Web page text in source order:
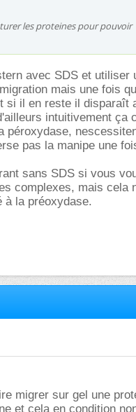
les proteines pour pouvoir
avec SDS et utiliser
mais une fois
si il en reste il disparaît
intuitivement ça
péroxydase,
pas la manipe une
sans SDS si vous
complexes, mais cela
à la préoxydase.
migrer sur gel une
et cela en condition